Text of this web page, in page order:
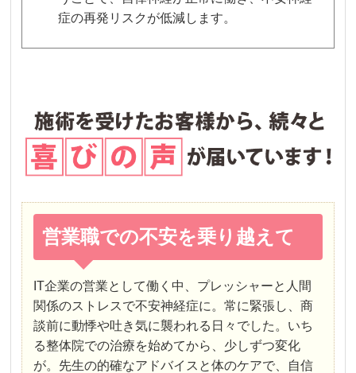
症の再発リスクが低減します。
営業職での不安を乗り越えて
IT企業の営業として働く中、プレッシャーと人間
関係のストレスで不安神経症に。常に緊張し、商
談前に動悸や吐き気に襲われる日々でした。いち
る整体院での治療を始めてから、少しずつ変化
が。先生の的確なアドバイスと体のケアで、自信